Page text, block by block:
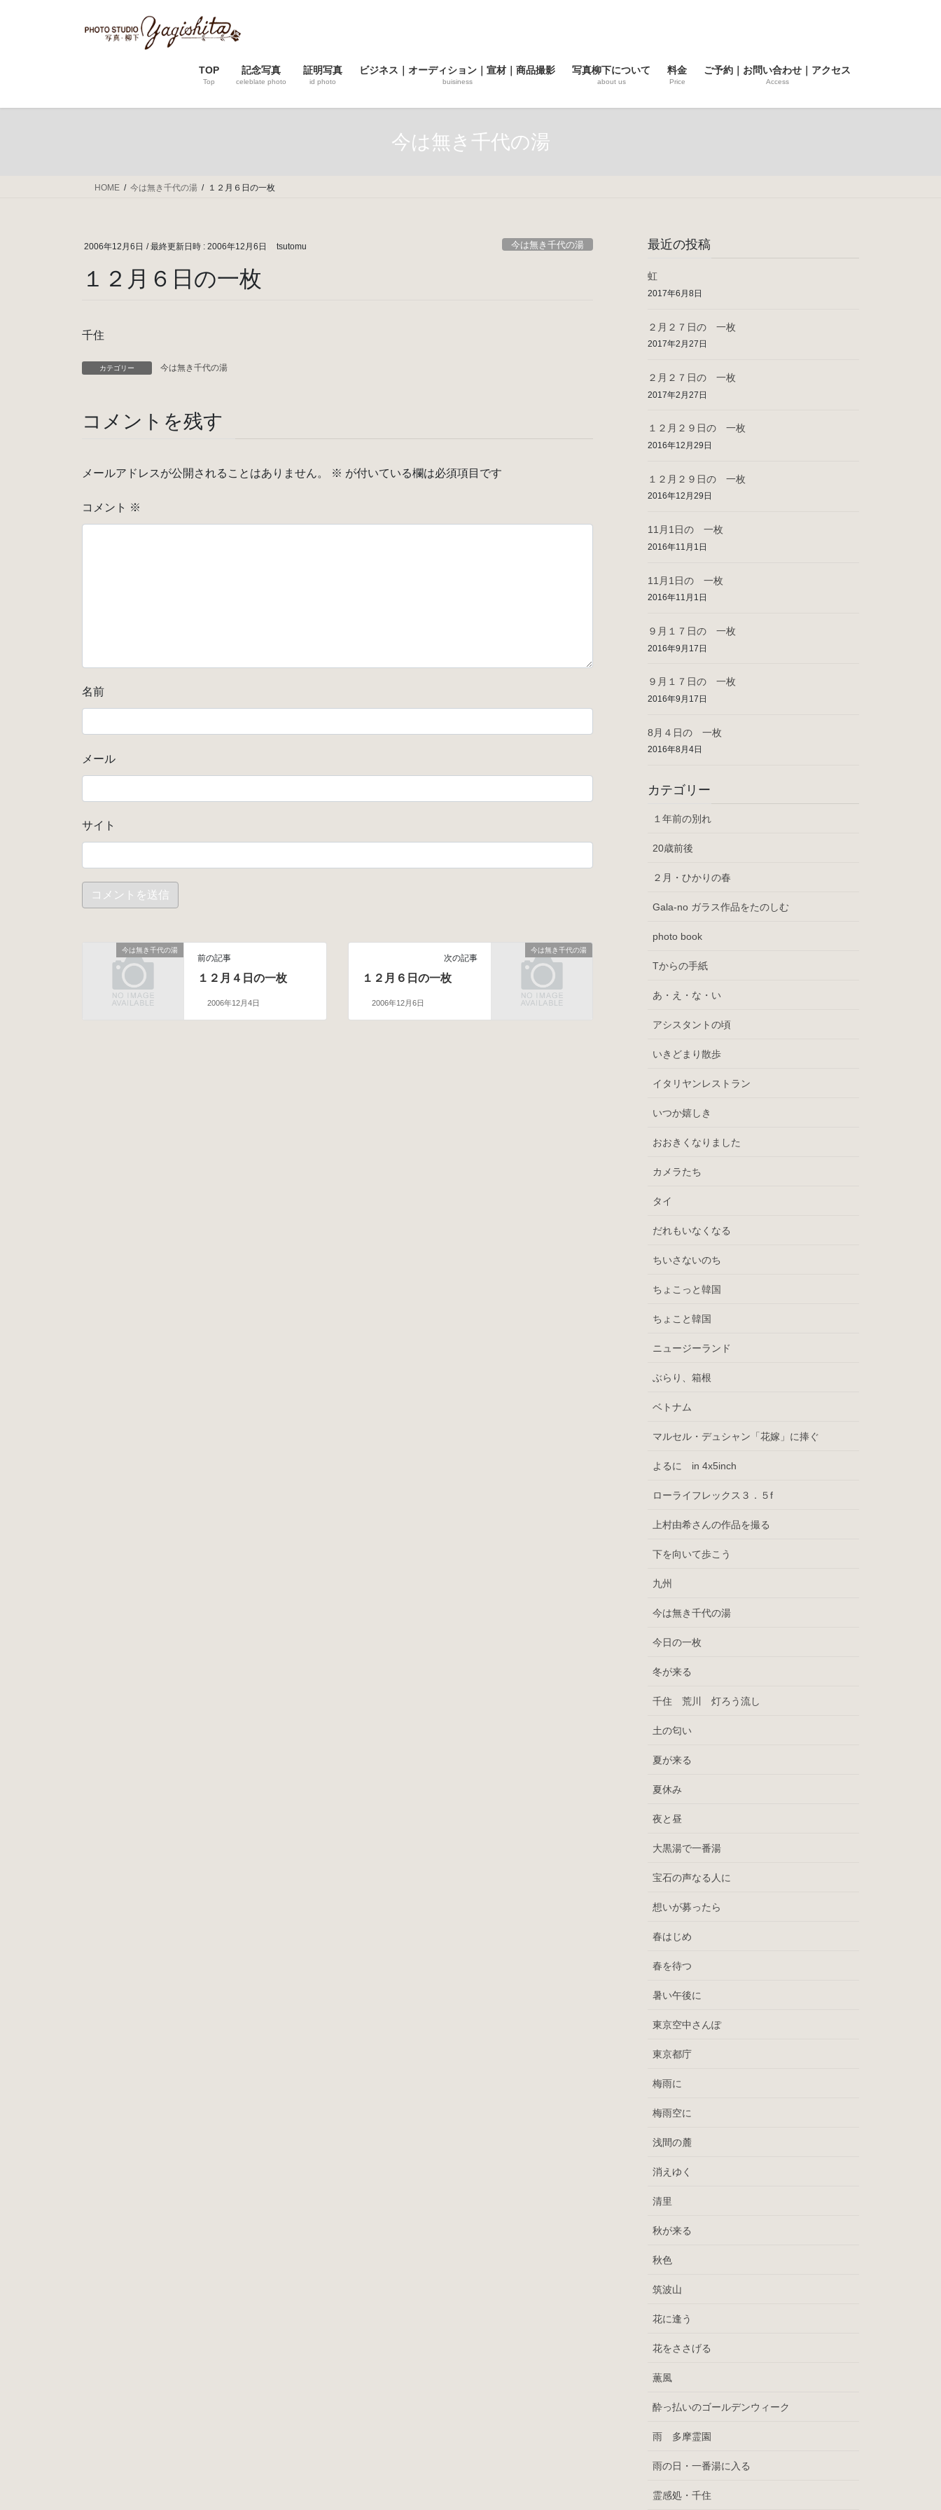
ス
ン
TOP
Top
記念写真
celeblate photo
証明写真
id photo
ビジネス｜オーディション｜宣材｜商品撮影
buisiness
写真柳下について
about us
料金
Price
ご予約｜お問い合わせ｜アクセス
Access
今は無き千代の湯
HOME 今は無き千代の湯 １２月６日の一枚
2006年12月6日 / 最終更新日時 : 2006年12月6日 tsutomu 今は無き千代の湯
１２月６日の一枚
千住
カテゴリー 今は無き千代の湯
コメントを残す
メールアドレスが公開されることはありません。 ※ が付いている欄は必須項目です
コメント ※
名前
メール
サイト
今は無き千代の湯
前の記事
１２月４日の一枚
2006年12月4日
今は無き千代の湯
次の記事
１２月６日の一枚
2006年12月6日
最近の投稿
虹
2017年6月8日
２月２７日の 一枚
2017年2月27日
２月２７日の 一枚
2017年2月27日
１２月２９日の 一枚
2016年12月29日
１２月２９日の 一枚
2016年12月29日
11月1日の 一枚
2016年11月1日
11月1日の 一枚
2016年11月1日
９月１７日の 一枚
2016年9月17日
９月１７日の 一枚
2016年9月17日
8月４日の 一枚
2016年8月4日
カテゴリー
１年前の別れ
20歳前後
２月・ひかりの春
Gala-no ガラス作品をたのしむ
photo book
Tからの手紙
あ・え・な・い
アシスタントの頃
いきどまり散歩
イタリヤンレストラン
いつか嬉しき
おおきくなりました
カメラたち
タイ
だれもいなくなる
ちいさないのち
ちょこっと韓国
ちょこと韓国
ニュージーランド
ぶらり、箱根
ベトナム
マルセル・デュシャン「花嫁」に捧ぐ
よるに in 4x5inch
ローライフレックス３．５f
上村由希さんの作品を撮る
下を向いて歩こう
九州
今は無き千代の湯
今日の一枚
冬が来る
千住 荒川 灯ろう流し
土の匂い
夏が来る
夏休み
夜と昼
大黒湯で一番湯
宝石の声なる人に
想いが募ったら
春はじめ
春を待つ
暑い午後に
東京空中さんぽ
東京都庁
梅雨に
梅雨空に
浅間の麓
消えゆく
清里
秋が来る
秋色
筑波山
花に逢う
花をささげる
薫風
酔っ払いのゴールデンウィーク
雨 多摩霊園
雨の日・一番湯に入る
霊感処・千住